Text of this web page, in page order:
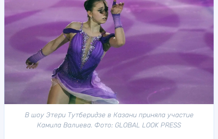
В шоу Этери Тутберидзе в Казани приняла участие
Камила Валиева. Фото: GLOBAL LOOK PRESS